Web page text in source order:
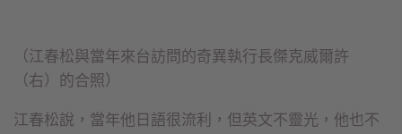
（江春松與當年來台訪問的奇異執行長傑克威爾許
（右）的合照）
江春松說，當年他日語很流利，但英文不靈光，他也不